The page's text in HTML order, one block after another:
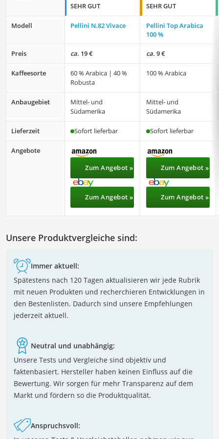
SEHR GUT SEHR GUT
Modell Pellini N.82 Vivace
Pellini Top Arabica
100 %
Preis ca. 19 € ca. 9 €
Kaffeesorte
60 % Arabica | 40 %
Robusta
100 % Arabica
Anbaugebiet
Mittel- und
Südamerika
Mittel- und
Südamerika
Lieferzeit Sofort lieferbar Sofort lieferbar
Angebote
Zum Angebot »
Zum Angebot »
Zum Angebot »
Zum Angebot »
Unsere Produktvergleiche sind:
Immer aktuell:
Spätestens nach 120 Tagen aktualisieren wir jede Rubrik
mit neuen Produkten und recherchieren Entwicklungen in
den Bestenlisten. Dadurch sind unsere Empfehlungen
jederzeit aktuell.
Neutral und unabhängig:
Unsere Tests und Vergleiche sind objektiv und
faktenbasiert. Hersteller haben keinen Einfluss auf die
Bewertung. Wir sorgen für mehr Transparenz auf dem
Markt und fördern so die Produktqualität.
Anspruchsvoll: